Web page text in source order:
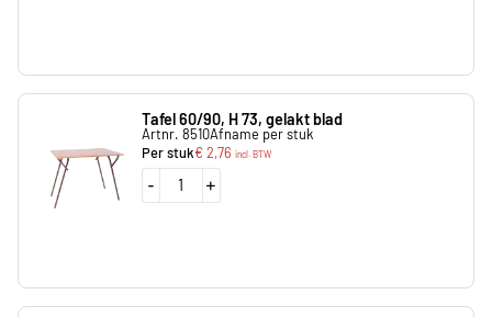
Tafel 60/90, H 73, gelakt blad
Artnr. 8510Afname per stuk
Per stuk€2,76 incl. BTW
- +